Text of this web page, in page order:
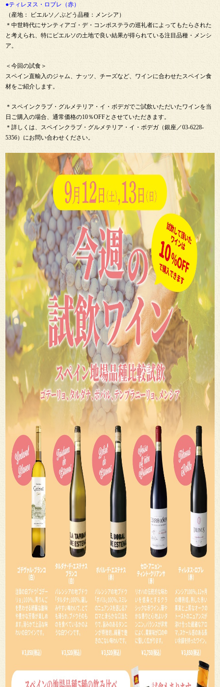
●ティレヌス・ロブレ（赤）
（産地： ビエルソ／ぶどう品種：メンシア）
＊中世時代にサンティアゴ・デ・コンポステラの巡礼者によってもたらされた
と考えられ、特にビエルソの土地で良い結果が得られている注目品種・メンシ
ア。
＜今回の試食＞
スペイン直輸入のジャム、ナッツ、チーズなど、ワインに合わせたスペイン食
材をご紹介します。
＊スペインクラブ・グルメテリア・イ・ボデガでご試飲いただいたワインを当
日ご購入の場合、通常価格の10％OFFとさせていただきます。
＊詳しくは、スペインクラブ・グルメテリア・イ・ボデガ（銀座／03-6228-
5356）にお問い合わせください。